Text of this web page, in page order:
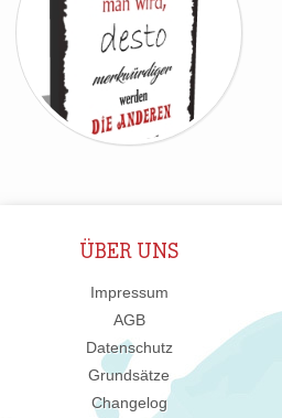
ÜBER UNS
Impressum
AGB
Datenschutz
Grundsätze
Changelog